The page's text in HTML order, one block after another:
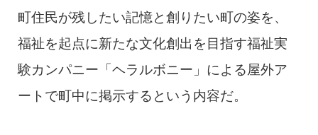
町住民が残したい記憶と創りたい町の姿を、
福祉を起点に新たな文化創出を目指す福祉実
験カンパニー「ヘラルボニー」による屋外ア
ートで町中に掲示するという内容だ。